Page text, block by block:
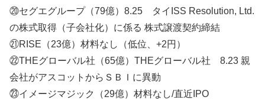
⑳セグエグループ（79億）8.25 タイISS Resolution, Ltd.
の株式取得（子会社化）に係る 株式譲渡契約締結
㉑RISE（23億）材料なし（低位、+2円）
㉒THEグローバル社（65億）THEグローバル社 8.23 親
会社がアスコットからＳＢＩに異動
㉓イメージマジック（29億）材料なし/直近IPO